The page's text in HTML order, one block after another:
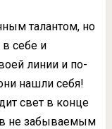
талантом, но
себе и
линии и по-
нашли себя!
свет в конце
не забываемым